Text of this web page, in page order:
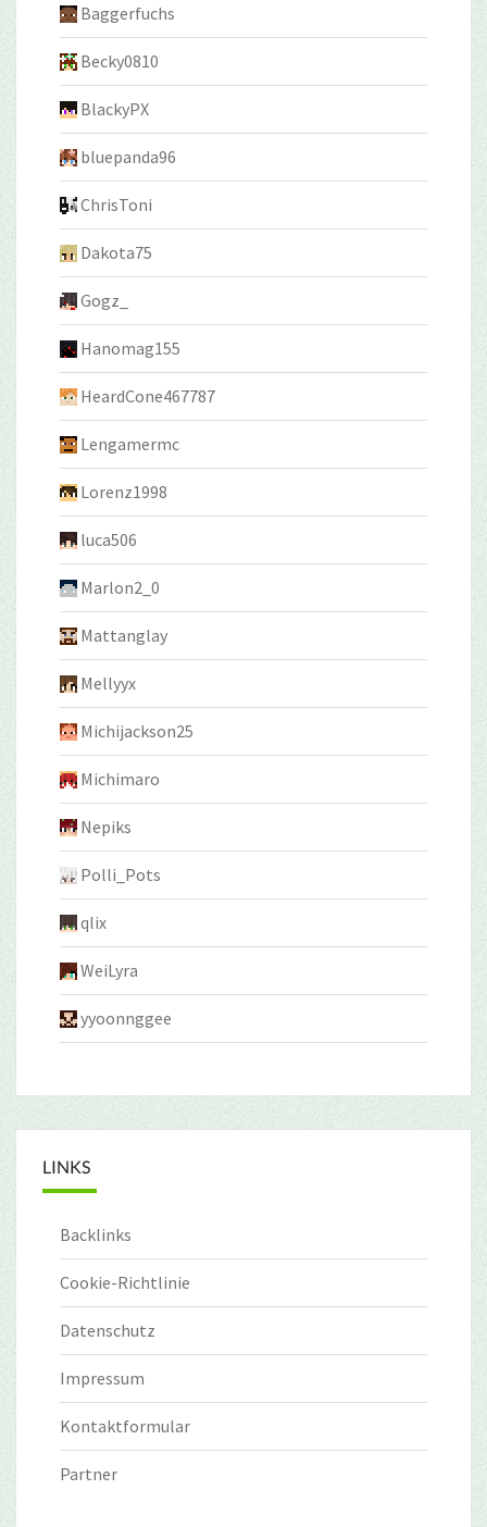
Baggerfuchs
Becky0810
BlackyPX
bluepanda96
ChrisToni
Dakota75
Gogz_
Hanomag155
HeardCone467787
Lengamermc
Lorenz1998
luca506
Marlon2_0
Mattanglay
Mellyyx
Michijackson25
Michimaro
Nepiks
Polli_Pots
qlix
WeiLyra
yyoonnggee
LINKS
Backlinks
Cookie-Richtlinie
Datenschutz
Impressum
Kontaktformular
Partner